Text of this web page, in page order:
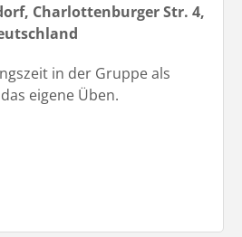
Charlottenburger Str. 4,
in der Gruppe als
eigene Üben.